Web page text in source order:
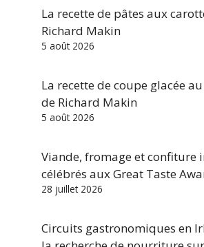
La recette de pâtes aux
Richard Makin
5 août 2026
La recette de coupe glacée
de Richard Makin
5 août 2026
Viande, fromage et confiture
célébrés aux Great Taste
28 juillet 2026
Circuits gastronomiques en